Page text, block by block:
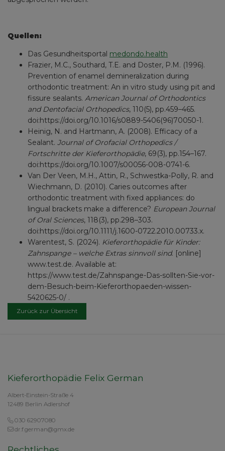
Zurück zur Übersicht
Quellen:
Das Gesundheitsportal medondo.health
Frazier, M.C., Southard, T.E. and Doster, P.M. (1996).
Prevention of enamel demineralization during
orthodontic treatment: An in vitro study using pit and
fissure sealants. American Journal of Orthodontics
and Dentofacial Orthopedics, 110(5), pp.459–465.
doi:https://doi.org/10.1016/s0889-5406(96)70050-1.
Heinig, N. and Hartmann, A. (2008). Efficacy of a
Sealant. Journal of Orofacial Orthopedics /
Fortschritte der Kieferorthopädie, 69(3), pp.154–167.
doi:https://doi.org/10.1007/s00056-008-0741-6.
Van Der Veen, M.H., Attin, R., Schwestka-Polly, R. and
Wiechmann, D. (2010). Caries outcomes after
orthodontic treatment with fixed appliances: do
lingual brackets make a difference? European Journal
of Oral Sciences, 118(3), pp.298–303.
doi:https://doi.org/10.1111/j.1600-0722.2010.00733.x.
Warentest, S. (2024). Kieferorthopädie für Kinder:
Zahnspange – welche Extras sinnvoll sind. [online]
www.test.de. Available at:
https://www.test.de/Zahnspange-Das-sollten-Sie-vor-
dem-Besuch-beim-Kieferorthopaeden-wissen-
5420625-0/ .
Kieferorthopädie Felix German
Albert-Einstein-Straße 4
12489 Berlin Adlershof
030 62907080
dr.f.german@gmx.de